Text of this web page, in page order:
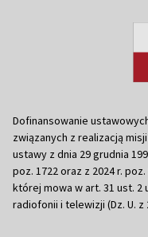
Dofinansowanie
związanych z realizacją
ustawy z dnia 29 grudnia
poz. 1722 oraz z 2024 r.
której mowa w art. 31 ust. 2
radiofonii i telewizji (Dz. U. z